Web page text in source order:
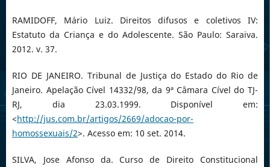
RAMIDOFF, Mário Luiz. Direitos difusos e coletivos IV:
Estatuto da Criança e do Adolescente. São Paulo: Saraiva.
2012. v. 37.
RIO DE JANEIRO. Tribunal de Justiça do Estado do Rio de
Janeiro. Apelação Cível 14332/98, da 9ª Câmara Cível do TJ-
RJ, dia 23.03.1999. Disponível em:
<http://jus.com.br/artigos/2669/adocao-por-
homossexuais/2>. Acesso em: 10 set. 2014.
SILVA, Jose Afonso da. Curso de Direito Constitucional